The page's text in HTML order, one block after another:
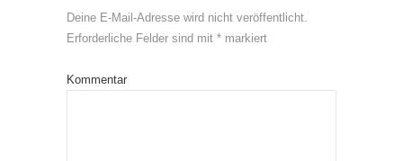
Deine E-Mail-Adresse wird nicht veröffentlicht.
Erforderliche Felder sind mit * markiert
Kommentar